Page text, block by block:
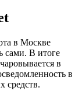
в Москве
сами. В итоге
в
в
средств.